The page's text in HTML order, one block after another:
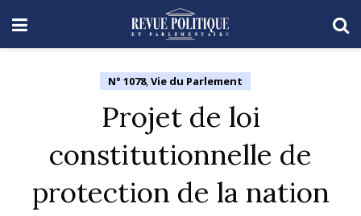
N° 1078,Vie du Parlement
Projet de loi
constitutionnelle de
protection de la nation